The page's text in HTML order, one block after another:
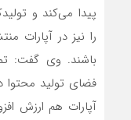
پیدا می‌کند و
را نیز در آپارات
باشند. وی گفت:
فضای تولید محتوا
آپارات هم ارزش